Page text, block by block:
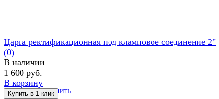
избранное сравнить
Царга ректификационная под кламповое соединение 2"
(0)
В наличии
1 600 руб.
В корзину